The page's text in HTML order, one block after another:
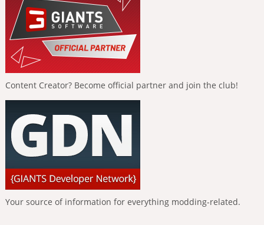
Content Creator? Become official partner and join the club!
Your source of information for everything modding-related.